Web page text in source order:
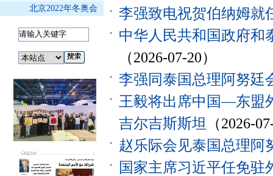
北京2022年冬奥会
李强致电祝贺伯纳姆就
中华人民共和国政府和
（2026-07-20）
李强同泰国总理阿努廷
王毅将出席中国—东盟
吉尔吉斯斯坦
（2026-
赵乐际会见泰国总理阿
国家主席习近平任免驻